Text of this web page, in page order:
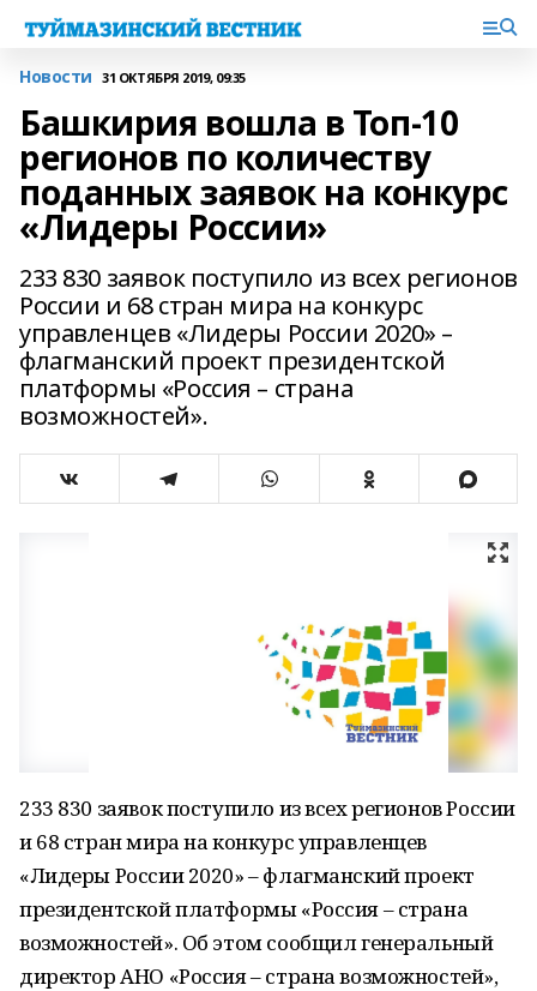
Новости 31 ОКТЯБРЯ 2019, 09:35
Башкирия вошла в Топ-10
регионов по количеству
поданных заявок на конкурс
«Лидеры России»
233 830 заявок поступило из всех регионов
России и 68 стран мира на конкурс
управленцев «Лидеры России 2020» –
флагманский проект президентской
платформы «Россия – страна
возможностей».
233 830 заявок поступило из всех регионов России
и 68 стран мира на конкурс управленцев
«Лидеры России 2020» – флагманский проект
президентской платформы «Россия – страна
возможностей». Об этом сообщил генеральный
директор АНО «Россия – страна возможностей»,